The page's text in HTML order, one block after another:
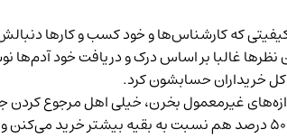
که کارشناس‌ها و خود کسب و کارها
غالبا بر اساس درک و دریافت خود آدم‌ها
خریداران حسابشون کرد.
غیرمعمول بخرن، خیلی اهل مرجوع
بچه‌های بیشتری دارن، جوان‌ترند اما ثروت چندانی نسبت به بقیه‌ی مصرف‌کننده‌ها ندارن. نظرنویس‌های آنلاین ۵۰